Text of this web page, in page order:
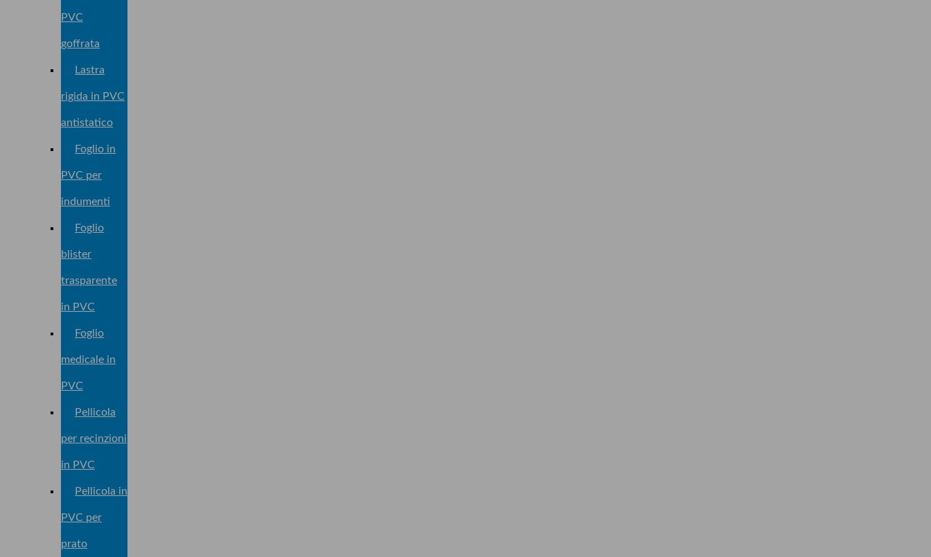
PVC
goffrata
Lastra
rigida in PVC
antistatico
Foglio in
PVC per
indumenti
Foglio
blister
trasparente
in PVC
Foglio
medicale in
PVC
Pellicola
per recinzioni
in PVC
Pellicola in
PVC per
prato